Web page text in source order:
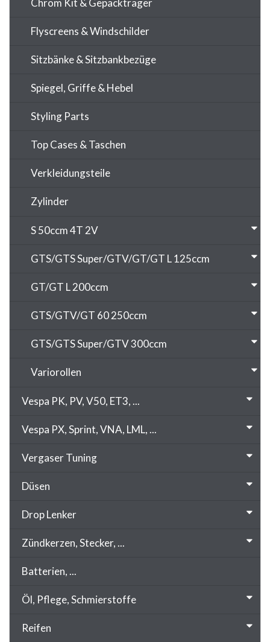
Flyscreens & Windschilder
Sitzbänke & Sitzbankbezüge
Spiegel, Griffe & Hebel
Styling Parts
Top Cases & Taschen
Verkleidungsteile
Zylinder
S 50ccm 4T 2V
GTS/GTS Super/GTV/GT/GT L 125ccm
GT/GT L 200ccm
GTS/GTV/GT 60 250ccm
GTS/GTS Super/GTV 300ccm
Variorollen
Vespa PK, PV, V50, ET3, ...
Vespa PX, Sprint, VNA, LML, ...
Vergaser Tuning
Düsen
Drop Lenker
Zündkerzen, Stecker, ...
Batterien, ...
Öl, Pflege, Schmierstoffe
Reifen